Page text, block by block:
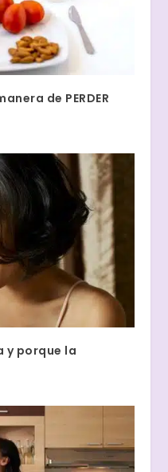
de PERDER
y porque la